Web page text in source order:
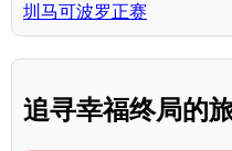
圳马可波罗正赛
追寻幸福终局的